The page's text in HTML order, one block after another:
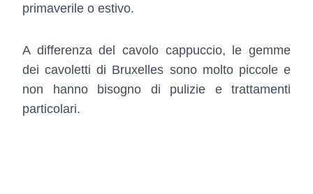
primaverile o estivo.
A differenza del cavolo cappuccio, le gemme
dei cavoletti di Bruxelles sono molto piccole e
non hanno bisogno di pulizie e trattamenti
particolari.